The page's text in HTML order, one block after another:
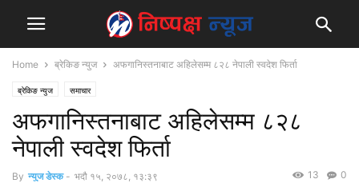
Home ब्रेकिङ न्युज अफगानिस्तनाबाट अहिलेसम्म ८२८ नेपाली स्वदेश फिर्ता
ब्रेकिङ न्युज समाचार
अफगानिस्तनाबाट अहिलेसम्म ८२८
नेपाली स्वदेश फिर्ता
By न्युज डेस्क - भदौ १५, २०७८, १३:३९ 0
13